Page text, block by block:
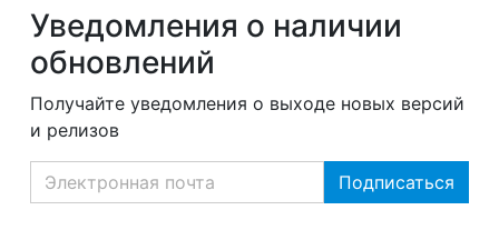
Уведомления о наличии
обновлений
Получайте уведомления о выходе новых версий
и релизов